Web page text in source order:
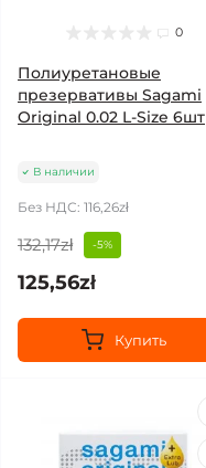
0
Полиуретановые
презервативы Sagami
Original 0.02 L-Size 6шт
В наличии
Без НДС: 116,26zł
132,17zł -5%
125,56zł
Купить